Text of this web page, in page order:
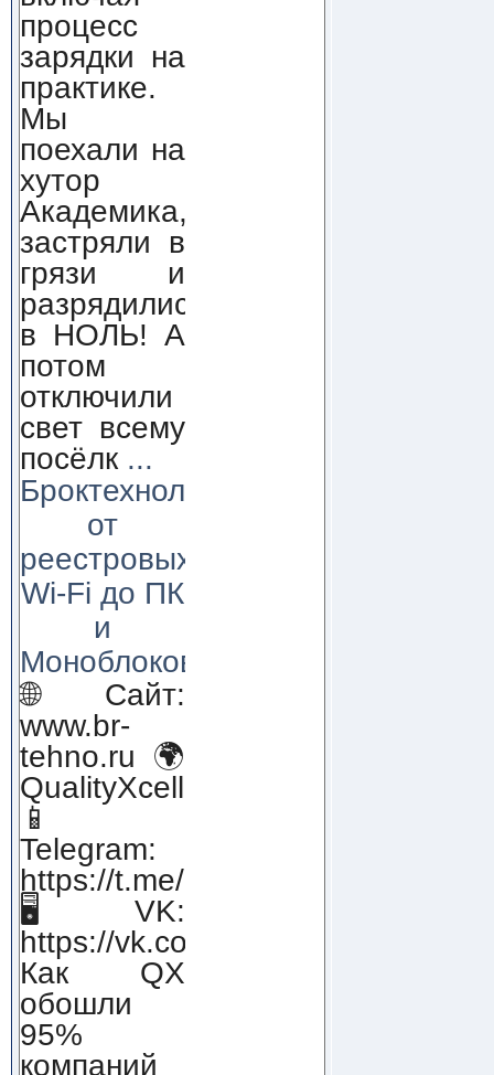
процесс
зарядки на
практике.
Мы
поехали на
хутор
Академика,
застряли в
грязи и
разрядились
в НОЛЬ! А
потом
отключили
свет всему
посёлк ...
Броктехнолоджи:
от
реестровых
Wi-Fi до ПК
и
Моноблоков!
🌐 Сайт:
www.br-
tehno.ru 🌍
QualityXcellence.ru
📱
Telegram:
https://t.me/qx_lab_IT
🖥 VK:
https://vk.com/qualityxcellenc
Как QX
обошли
95%
компаний